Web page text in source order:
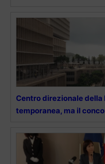
Centro direzionale della
temporanea, ma il